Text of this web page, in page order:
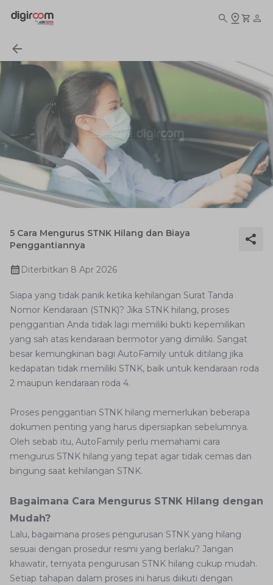
5 Cara Mengurus STNK Hilang dan Biaya
Penggantiannya
Diterbitkan 8 Apr 2026
Siapa yang tidak panik ketika kehilangan Surat Tanda
Nomor Kendaraan (STNK)? Jika STNK hilang, proses
penggantian Anda tidak lagi memiliki bukti kepemilikan
yang sah atas kendaraan bermotor yang dimiliki. Sangat
besar kemungkinan bagi AutoFamily untuk ditilang jika
kedapatan tidak memiliki STNK, baik untuk kendaraan roda
2 maupun kendaraan roda 4.
Proses penggantian STNK hilang memerlukan beberapa
dokumen penting yang harus dipersiapkan sebelumnya.
Oleh sebab itu, AutoFamily perlu memahami cara
mengurus STNK hilang yang tepat agar tidak cemas dan
bingung saat kehilangan STNK.
Bagaimana Cara Mengurus STNK Hilang dengan
Mudah?
Lalu, bagaimana proses pengurusan STNK yang hilang
sesuai dengan prosedur resmi yang berlaku? Jangan
khawatir, ternyata pengurusan STNK hilang cukup mudah.
Setiap tahapan dalam proses ini harus diikuti dengan